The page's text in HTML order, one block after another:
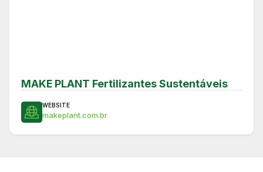
MAKE PLANT Fertilizantes Sustentáveis
WEBSITE
makeplant.com.br